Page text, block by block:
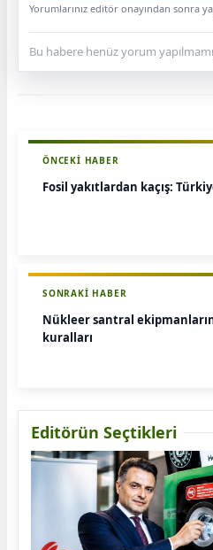
Yorumlarınız editör onayından sonra
Bu habere henüz yorum
ÖNCEKI HABER
Fosil yakıtlardan kaçış:
SONRAKI HABER
Nükleer santral
kuralları
Editörün Seçtikleri